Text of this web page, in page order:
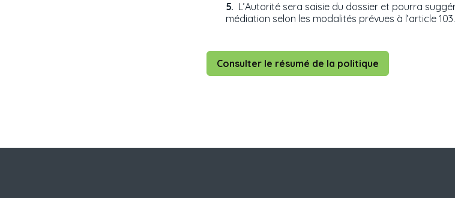
L’Autorité sera saisie du dossier et pourra
médiation selon les modalités prévues à l’article
Consulter le résumé de la politique